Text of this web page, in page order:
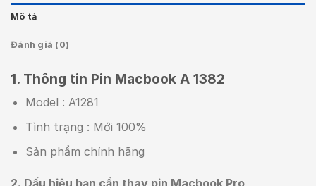
Mô tả
Đánh giá (0)
1. Thông tin Pin Macbook A 1382
Model : A1281
Tình trạng : Mới 100%
Sản phẩm chính hãng